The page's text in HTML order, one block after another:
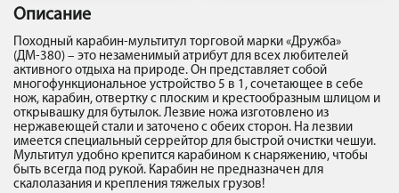
Описание
Походный карабин-мультитул торговой марки «Дружба»
(ДМ-380) – это незаменимый атрибут для всех любителей
активного отдыха на природе. Он представляет собой
многофункциональное устройство 5 в 1, сочетающее в себе
нож, карабин, отвертку с плоским и крестообразным шлицом и
открывашку для бутылок. Лезвие ножа изготовлено из
нержавеющей стали и заточено с обеих сторон. На лезвии
имеется специальный серрейтор для быстрой очистки чешуи.
Мультитул удобно крепится карабином к снаряжению, чтобы
быть всегда под рукой. Карабин не предназначен для
скалолазания и крепления тяжелых грузов!